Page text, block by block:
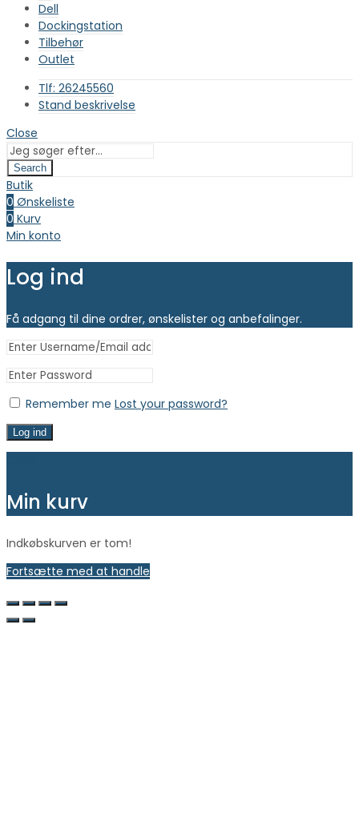
Dell
Dockingstation
Tilbehør
Outlet
Tlf: 26245560
Stand beskrivelse
Close
Search
Butik
0 Ønskeliste
0 Kurv
Min konto
Log ind
Få adgang til dine ordrer, ønskelister og anbefalinger.
Remember me Lost your password?
Log ind
Min kurv
Indkøbskurven er tom!
Fortsætte med at handle